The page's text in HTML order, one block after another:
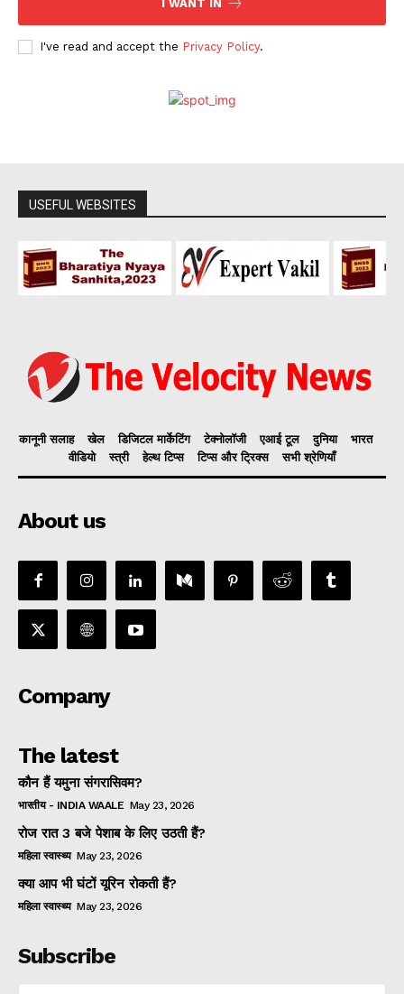
I WANT IN
I've read and accept the Privacy Policy.
USEFUL WEBSITES
कानूनी सलाह खेल डिजिटल मार्केटिंग टेक्नोलॉजी एआई टूल दुनिया
भारत
वीडियो
स्त्री हेल्थ टिप्स टिप्स और ट्रिक्स सभी श्रेणियाँ
About us
Company
The latest
कौन हैं यमुना संगरासिवम?
भारतीय - INDIA WAALE May 23, 2026
रोज रात 3 बजे पेशाब के लिए उठती हैं?
महिला स्वास्थ्य May 23, 2026
क्या आप भी घंटों यूरिन रोकती हैं?
महिला स्वास्थ्य May 23, 2026
Subscribe